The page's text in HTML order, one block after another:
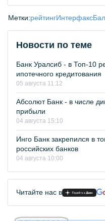
Метки:рейтингИнтерфакс
Новости по теме
Банк Уралсиб - в Топ-10
ипотечного кредитования
05 августа 11:12
Абсолют Банк - в числе
прибыли
04 августа 15:10
Инго Банк закрепился в
российских банков
04 августа 10:00
Читайте нас в